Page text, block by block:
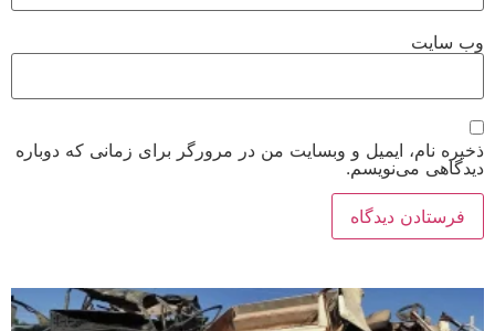
وب‌ سایت
ذخیره نام، ایمیل و وبسایت من در مرورگر برای زمانی که دوباره
دیدگاهی می‌نویسم.